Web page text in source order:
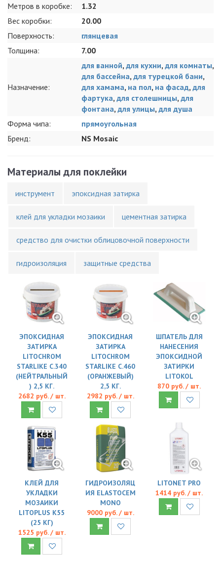
Метров в коробке:
1.32
Вес коробки:
20.00
Поверхность:
глянцевая
Толщина:
7.00
Назначение:
для ванной, для кухни, для комнаты,
для бассейна, для турецкой бани,
для хамама, на пол, на фасад, для
фартука, для столешницы, для
фонтана, для улицы, для душа
Форма чипа:
прямоугольная
Бренд:
NS Mosaic
Материалы для поклейки
инструмент эпоксидная затирка
клей для укладки мозаики цементная затирка
средство для очистки облицовочной поверхности
гидроизоляция защитные средства
ЭПОКСИДНАЯ
ЗАТИРКА
LITOCHROM
STARLIKE C.340
(НЕЙТРАЛЬНЫЙ
) 2,5 КГ.
2682 руб. / шт.
ЭПОКСИДНАЯ
ЗАТИРКА
LITOCHROM
STARLIKE C.460
(ОРАНЖЕВЫЙ)
2,5 КГ.
2982 руб. / шт.
ШПАТЕЛЬ ДЛЯ
НАНЕСЕНИЯ
ЭПОКСИДНОЙ
ЗАТИРКИ
LITOKOL
870 руб. / шт.
КЛЕЙ ДЛЯ
УКЛАДКИ
МОЗАИКИ
LITOPLUS K55
(25 КГ)
1525 руб. / шт.
ГИДРОИЗОЛЯЦ
ИЯ ELASTOCEM
MONO
9000 руб. / шт.
LITONET PRO
1414 руб. / шт.